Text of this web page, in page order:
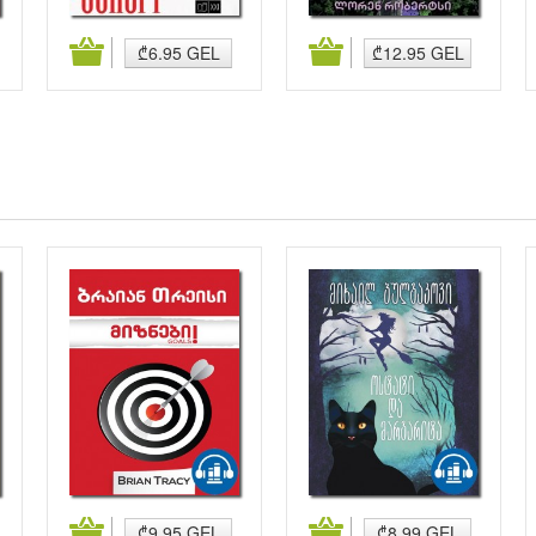
₾6.95 GEL ₾12.95 GEL
კალათაში დამატება კალათაში დამატება
კალათაში დამატება კალათაში დამატება